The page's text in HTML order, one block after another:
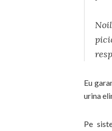
Eu
urina
Pe